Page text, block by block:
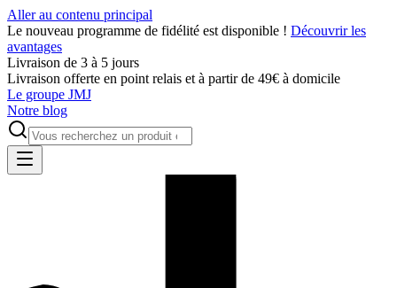
Aller au contenu principal
Le nouveau programme de fidélité est disponible ! Découvrir les
avantages
Livraison de 3 à 5 jours
Livraison offerte en point relais et à partir de 49€ à domicile
Le groupe JMJ
Notre blog